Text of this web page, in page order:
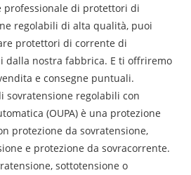
di protettori di
regolabili di alta qualità, puoi
protettori di corrente di
dalla nostra fabbrica. E ti offriremo
e consegne puntuali.
sovratensione regolabili con
(OUPA) è una protezione
protezione da sovratensione,
e protezione da sovracorrente.
sottotensione o